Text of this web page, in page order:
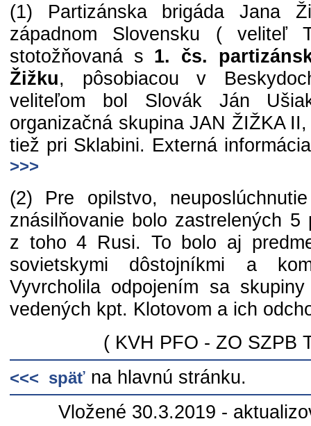
(1) Partizánska brigáda Jana
západnom Slovensku (
stotožňovaná s 1. čs.
Žižku, pôsobiacou v
veliteľom bol Slovák Ján
organizačná skupina JAN ŽIŽKA
tiež pri Sklabini. Externá
>>>
(2) Pre opilstvo,
znásilňovanie bolo zastrelených 5
z toho 4 Rusi. To bolo aj
sovietskymi dôstojníkmi a
Vyvrcholila odpojením sa
vedených kpt. Klotovom a ich
( KVH PFO - ZO SZPB
<<< späť na hlavnú stránku.
Vložené 30.3.2019 -